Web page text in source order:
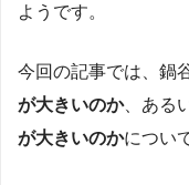
ようです。
今回の記事では、鍋
が大きいのか、ある
が大きいのかについ